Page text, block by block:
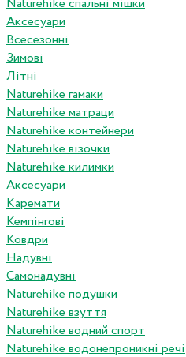
Naturehike спальні мішки
Аксесуари
Всесезонні
Зимові
Літні
Naturehike гамаки
Naturehike матраци
Naturehike контейнери
Naturehike візочки
Naturehike килимки
Аксесуари
Каремати
Кемпінгові
Ковдри
Надувні
Самонадувні
Naturehike подушки
Naturehike взуття
Naturehike водний спорт
Naturehike водонепроникні речі